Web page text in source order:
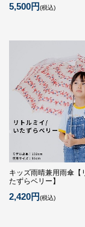
5,500円(税込)
キッズ雨晴兼用雨傘【
たずらベリー】
2,420円(税込)